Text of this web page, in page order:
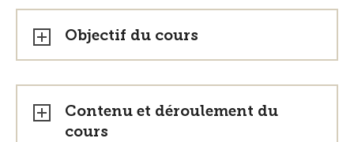
Objectif du cours
Contenu et déroulement du
cours